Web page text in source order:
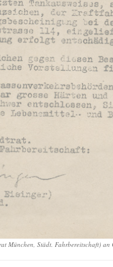
München, Städt. Fahrbereitschaft)